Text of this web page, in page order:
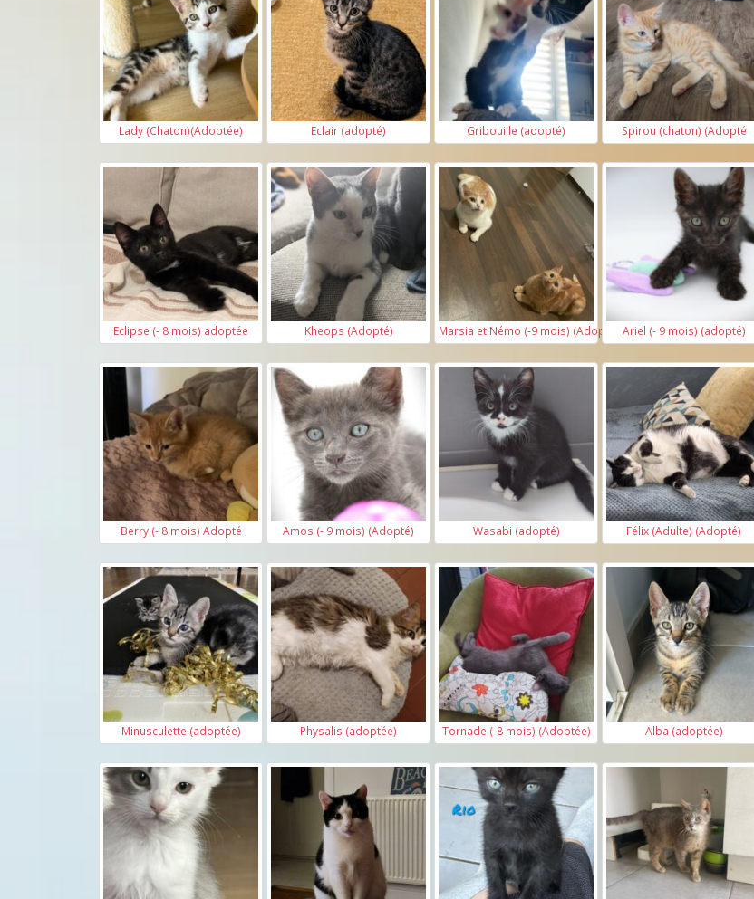
Lady (Chaton)(Adoptée) Eclair (adopté) Gribouille (adopté) Spirou (chaton) (Adopté
Eclipse (- 8 mois) adoptée Kheops (Adopté) Marsia et Némo (-9 mois) (Adoptés)Ariel (- 9 mois) (adopté)
Berry (- 8 mois) Adopté Amos (- 9 mois) (Adopté) Wasabi (adopté) Félix (Adulte) (Adopté)
Minusculette (adoptée) Physalis (adoptée) Tornade (-8 mois) (Adoptée) Alba (adoptée)